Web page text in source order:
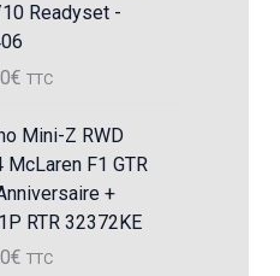
Readyset -
€ TTC
Mini-Z RWD
McLaren F1 GTR
+
RTR 32372KE
€ TTC